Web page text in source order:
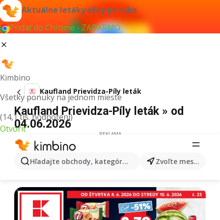
Aktuálne letáky vždy po ruke
Pridať do Chrome - ZADARMO
Kimbino
Všetky ponuky na jednom mieste
(14,1 tis. hodnotení)
Otvoriť
Hľadajte obchody, kategórie, produkty... Zvoľte mesto
Kaufland Prievidza-Píly leták
Kaufland Prievidza-Píly leták » od
04.06.2026
REKLAMA